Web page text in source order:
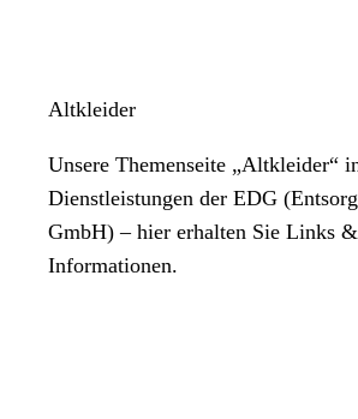
Altkleider
Unsere Themenseite „Altkleider“
Dienstleistungen der EDG
GmbH) – hier erhalten Sie Links
Informationen.